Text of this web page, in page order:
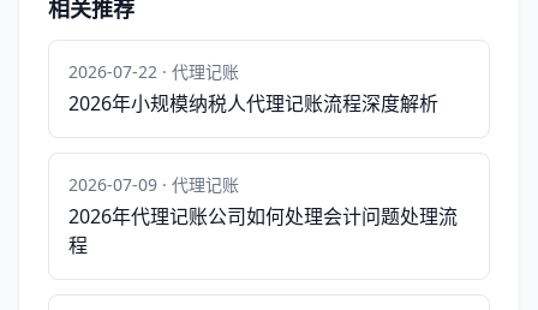
相关推荐
2026-07-22 · 代理记账
2026年小规模纳税人代理记账流程深度解析
2026-07-09 · 代理记账
2026年代理记账公司如何处理会计问题处理流
程